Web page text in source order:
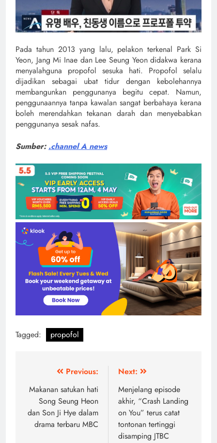
Pada tahun 2013 yang lalu, pelakon terkenal Park Si
Yeon, Jang Mi Inae dan Lee Seung Yeon didakwa kerana
menyalahguna propofol sesuka hati. Propofol selalu
dijadikan sebagai ubat tidur dengan kebolehannya
membangunkan penggunanya begitu cepat. Namun,
penggunaannya tanpa kawalan sangat berbahaya kerana
boleh merendahkan tekanan darah dan menyebabkan
penggunanya sesak nafas.
Sumber: .channel A news
Tagged: propofol
navigation
Previous:
Makanan satukan hati
Song Seung Heon
dan Son Ji Hye dalam
drama terbaru MBC
Next:
Menjelang episode
akhir, “Crash Landing
on You” terus catat
tontonan tertinggi
disamping JTBC